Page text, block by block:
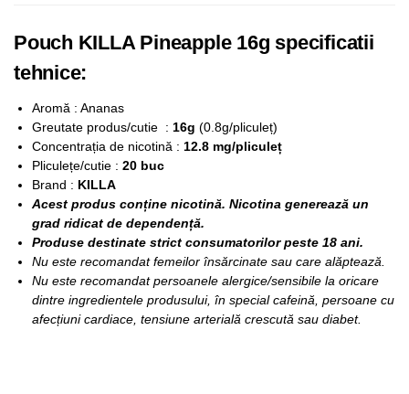
Pouch KILLA Pineapple 16g specificatii
tehnice:
Aromă : Ananas
Greutate produs/cutie : 16g (0.8g/pliculeț)
Concentrația de nicotină : 12.8 mg/pliculeț
Pliculețe/cutie : 20 buc
Brand : KILLA
Acest produs conține nicotină. Nicotina generează un
grad ridicat de dependență.
Produse destinate strict consumatorilor peste 18 ani.
Nu este recomandat femeilor însărcinate sau care alăptează.
Nu este recomandat persoanele alergice/sensibile la oricare
dintre ingredientele produsului, în special cafeină, persoane cu
afecțiuni cardiace, tensiune arterială crescută sau diabet.